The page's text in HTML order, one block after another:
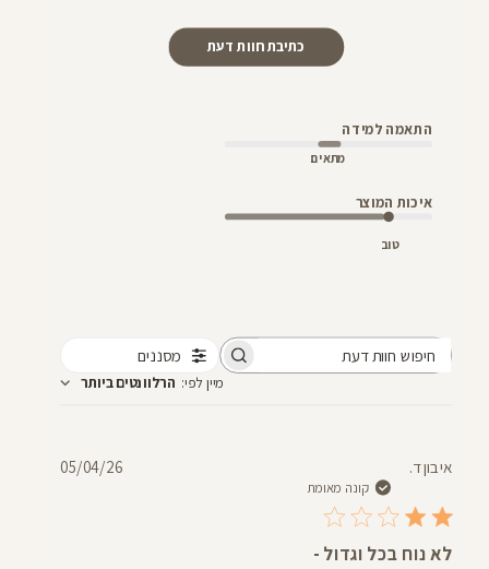
כתיבת חוות דעת
התאמה למידה
מתאים
איכות המוצר
טוב
מסננים
מיין לפי: הרלוונטים ביותר
איבון ד.
קונה מאומת
לא נוח בכל וגדול -
תאריך05/04/26